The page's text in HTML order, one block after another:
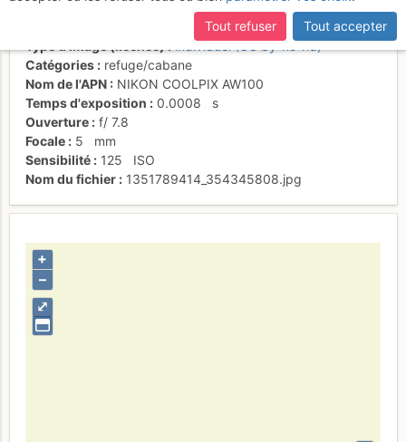
Date/heure
individuel (CC by-nc-nd)
Catégories
refuge/cabane
Nom de l'APN
NIKON COOLPIX AW100
Temps d'exposition
0.0008
s
Ouverture
f/ 7.8
Focale
5
mm
Sensibilité
125
ISO
Nom du fichier
1351789414_354345808.jpg
⤢
+
–
Tout refuser
Tout accepter